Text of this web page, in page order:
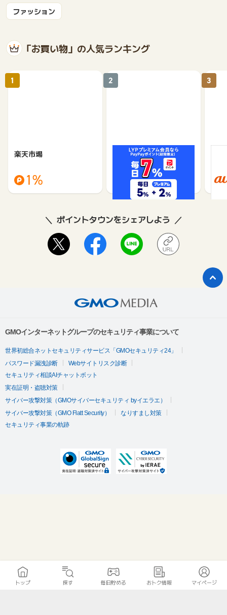
ファッション
「お買い物」の人気ランキング
楽天市場
1%
1
Yahoo!ショッピング
1%
2 3
ポイントタウンをシェアしよう
GMOインターネットグループのセキュリティ事業について
世界初総合ネットセキュリティサービス「GMOセキュリティ24」
パスワード漏洩診断
Webサイトリスク診断
セキュリティ相談AIチャットボット
実在証明・盗聴対策
サイバー攻撃対策（GMOサイバーセキュリティ byイエラエ）
サイバー攻撃対策（GMO Flatt Security）
なりすまし対策
セキュリティ事業の軌跡
トップ 探す 毎日貯める おトク情報 マイページ